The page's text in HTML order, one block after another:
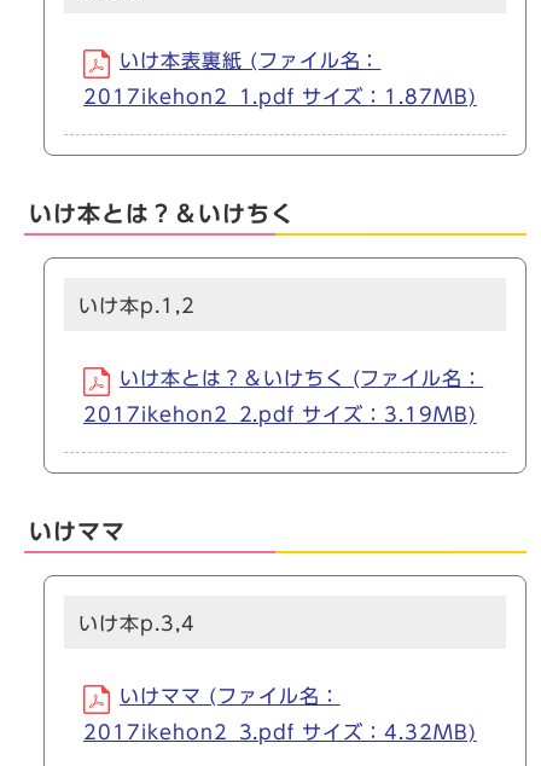
いけ本表裏紙 (ファイル名：
2017ikehon2_1.pdf サイズ：1.87MB)
いけ本とは？＆いけちく
いけ本p.1,2
いけ本とは？＆いけちく (ファイル名：
2017ikehon2_2.pdf サイズ：3.19MB)
いけママ
いけ本p.3,4
いけママ (ファイル名：
2017ikehon2_3.pdf サイズ：4.32MB)